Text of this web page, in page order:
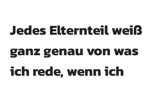
Jedes Elternteil weiß
ganz genau von was
ich rede, wenn ich